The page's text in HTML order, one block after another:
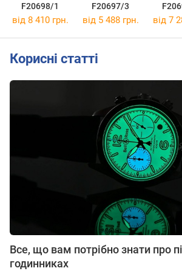
F20698/1
F20697/3
від 8 410 грн. від 5 488 грн. від 7
Корисні статті
Все, що вам потрібно знати про
годинниках